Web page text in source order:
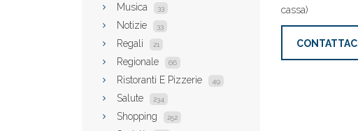
Musica 33
Notizie 33
Regali 21
Regionale 66
Ristoranti E Pizzerie 49
Salute 234
Shopping 252
cassa)
CONTATTACI